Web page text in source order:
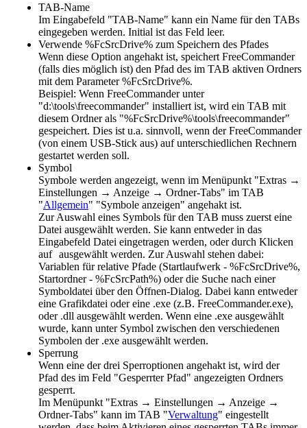
TAB-Name
Im Eingabefeld "TAB-Name" kann ein Name für den TABs
eingegeben werden. Initial ist das Feld leer.
Verwende %FcSrcDrive% zum Speichern des Pfades
Wenn diese Option angehakt ist, speichert FreeCommander
(falls dies möglich ist) den Pfad des im TAB aktiven Ordners
mit dem Parameter %FcSrcDrive%.
Beispiel: Wenn FreeCommander unter
"d:\tools\freecommander" installiert ist, wird ein TAB mit
diesem Ordner als "%FcSrcDrive%\tools\freecommander"
gespeichert. Dies ist u.a. sinnvoll, wenn der FreeCommander
(von einem USB-Stick aus) auf unterschiedlichen Rechnern
gestartet werden soll.
Symbol
Symbole werden angezeigt, wenn im Menüpunkt "Extras →
Einstellungen → Anzeige → Ordner-Tabs" im TAB
"Allgemein" "Symbole anzeigen" angehakt ist.
Zur Auswahl eines Symbols für den TAB muss zuerst eine
Datei ausgewählt werden. Sie kann entweder in das
Eingabefeld Datei eingetragen werden, oder durch Klicken
auf ausgewählt werden. Zur Auswahl stehen dabei:
Variablen für relative Pfade (Startlaufwerk - %FcSrcDrive%,
Startordner - %FcSrcPath%) oder die Suche nach einer
Symboldatei über den Öffnen-Dialog. Dabei kann entweder
eine Grafikdatei oder eine .exe (z.B. FreeCommander.exe),
oder .dll ausgewählt werden. Wenn eine .exe ausgewählt
wurde, kann unter Symbol zwischen den verschiedenen
Symbolen der .exe ausgewählt werden.
Sperrung
Wenn eine der drei Sperroptionen angehakt ist, wird der
Pfad des im Feld "Gesperrter Pfad" angezeigten Ordners
gesperrt.
Im Menüpunkt "Extras → Einstellungen → Anzeige →
Ordner-Tabs" kann im TAB "Verwaltung" eingestellt